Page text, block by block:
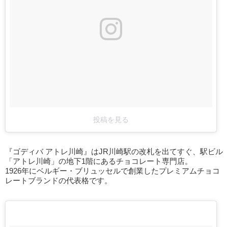
投稿を見る
『ゴディバ アトレ川崎』はJR川崎駅の改札を出てすぐ、駅ビル
「アトレ川崎」の地下1階にあるチョコレート専門店。
1926年にベルギー・ブリュッセルで創業したプレミアムチョコ
レートブランドの代表格です。